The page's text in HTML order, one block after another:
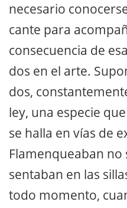
necesario
cante para
consecuencia de
dos en el arte.
dos,
ley, una especie
se halla en vías de
Flamenqueaban no
sentaban en las
todo momento,